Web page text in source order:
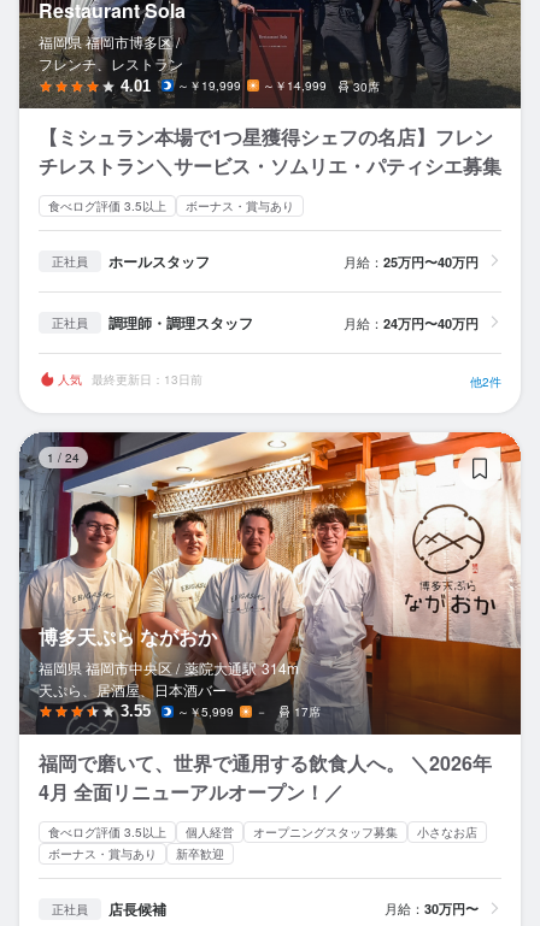
Restaurant Sola
福岡県 福岡市博多区 /
フレンチ、レストラン
4.01 ～￥19,999 ～￥14,999 30席
【ミシュラン本場で1つ星獲得シェフの名店】フレン
チレストラン＼サービス・ソムリエ・パティシエ募集
食べログ評価 3.5以上 ボーナス・賞与あり
正社員 ホールスタッフ 月給： 25万円〜40万円
正社員 調理師・調理スタッフ 月給： 24万円〜40万円
人気 最終更新日：13日前 他2件
1 / 24
博多天ぷら ながおか
福岡県 福岡市中央区 / 薬院大通駅 314m
天ぷら、居酒屋、日本酒バー
3.55 ～￥5,999 － 17席
福岡で磨いて、世界で通用する飲食人へ。 ＼2026年
4月 全面リニューアルオープン！／
食べログ評価 3.5以上 個人経営 オープニングスタッフ募集
小さなお店
ボーナス・賞与あり
新卒歓迎
正社員 店長候補 月給： 30万円〜